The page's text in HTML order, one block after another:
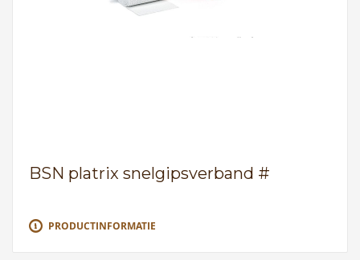
BSN platrix snelgipsverband #
PRODUCTINFORMATIE